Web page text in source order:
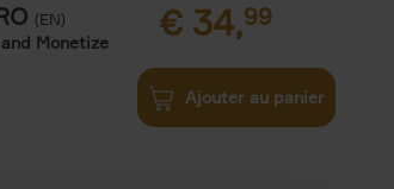
(EN)
Monetize
€ 34,99
Ajouter au panier